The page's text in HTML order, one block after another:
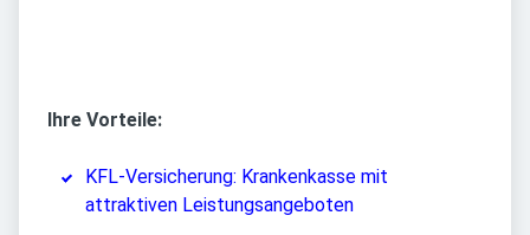
Ihre Vorteile:
KFL-Versicherung: Krankenkasse mit
attraktiven Leistungsangeboten